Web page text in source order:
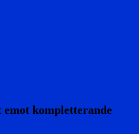
kompletterande